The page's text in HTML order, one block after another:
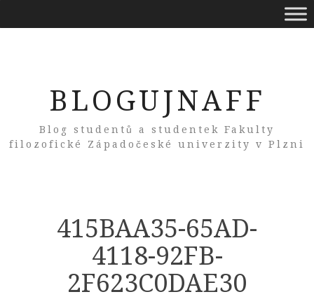
BLOGUJNAFF
Blog studentů a studentek Fakulty
filozofické Západočeské univerzity v Plzni
415BAA35-65AD-
4118-92FB-
2F623C0DAE30